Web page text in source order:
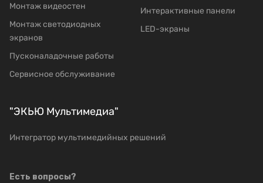
Mонтаж видеостен
Moнтаж светодиодных
экранов
Пусконаладочные работы
Сервисное обслуживание
Интерактивные панели
LED-экраны
"ЭКЬЮ Мультимедиа"
Интегратор мультимедийных решений
Есть вопросы?